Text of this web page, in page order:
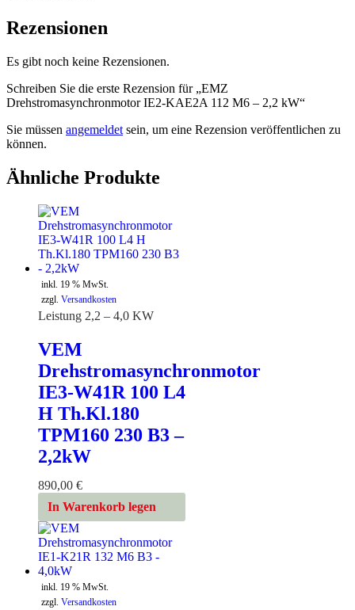
Rezensionen
Es gibt noch keine Rezensionen.
Schreiben Sie die erste Rezension für „EMZ
Drehstromasynchronmotor IE2-KAE2A 112 M6 – 2,2 kW“
Sie müssen angemeldet sein, um eine Rezension veröffentlichen zu
können.
Ähnliche Produkte
inkl. 19 % MwSt.
zzgl. Versandkosten
Leistung 2,2 – 4,0 KW
VEM
Drehstromasynchronmotor
IE3-W41R 100 L4
H Th.Kl.180
TPM160 230 B3 –
2,2kW
890,00 €
In Warenkorb legen
inkl. 19 % MwSt.
zzgl. Versandkosten